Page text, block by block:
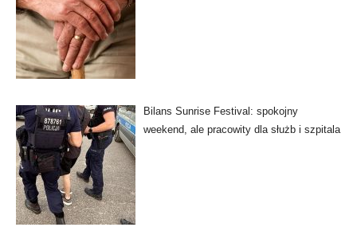
Bilans Sunrise Festival: spokojny
weekend, ale pracowity dla służb i szpitala